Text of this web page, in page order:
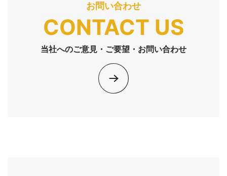
お問い合わせ
CONTACT US
当社へのご意見・ご要望・お問い合わせ